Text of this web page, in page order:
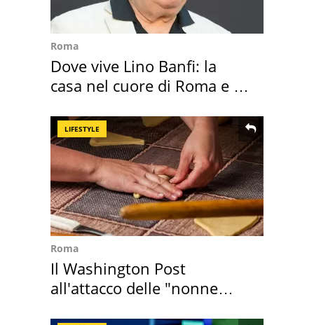
Roma
Dove vive Lino Banfi: la
casa nel cuore di Roma e i
LIFESTYLE
Roma
Il Washington Post
all'attacco delle "nonne